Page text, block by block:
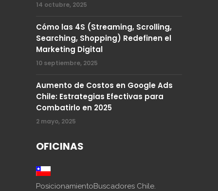
14 octubre, 2025
Cómo las 4S (Streaming, Scrolling,
Searching, Shopping) Redefinen el
Marketing Digital
10 septiembre, 2025
Aumento de Costos en Google Ads
Chile: Estrategias Efectivas para
Combatirlo en 2025
2 mayo, 2025
OFICINAS
PosicionamientoBuscadores Chile.